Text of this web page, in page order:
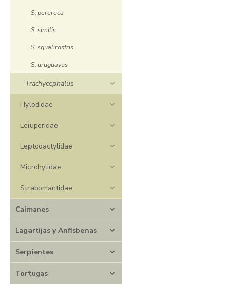
S. perereca
S. similis
S. squalirostris
S. uruguayus
Trachycephalus
Hylodidae
Leiuperidae
Leptodactylidae
Microhylidae
Strabomantidae
Caimanes
Lagartijas y Anfisbenas
Serpientes
Tortugas